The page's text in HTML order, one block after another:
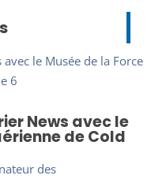
News avec le
de Cold
des